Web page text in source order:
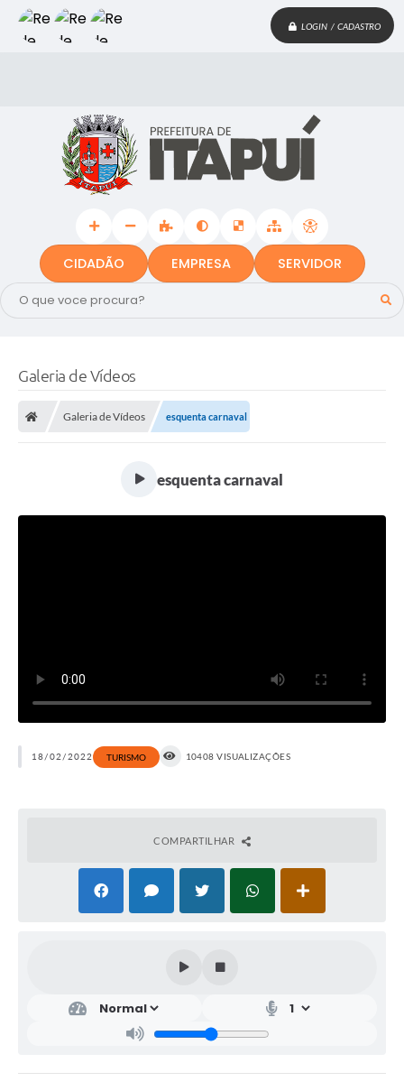
LOGIN / CADASTRO
CIDADÃO EMPRESA SERVIDOR
Galeria de Vídeos
Galeria de Vídeos esquenta carnaval
esquenta carnaval
18/02/2022 TURISMO 10408 VISUALIZAÇÕES
COMPARTILHAR